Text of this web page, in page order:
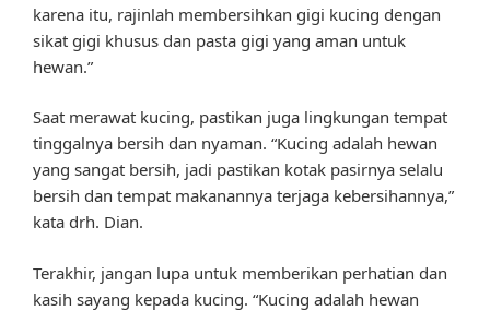
karena itu, rajinlah membersihkan gigi kucing dengan
sikat gigi khusus dan pasta gigi yang aman untuk
hewan.”
Saat merawat kucing, pastikan juga lingkungan tempat
tinggalnya bersih dan nyaman. “Kucing adalah hewan
yang sangat bersih, jadi pastikan kotak pasirnya selalu
bersih dan tempat makanannya terjaga kebersihannya,”
kata drh. Dian.
Terakhir, jangan lupa untuk memberikan perhatian dan
kasih sayang kepada kucing. “Kucing adalah hewan